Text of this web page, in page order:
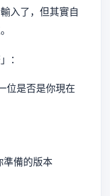
入了，但其實自
：
位是否是你現在
準備的版本